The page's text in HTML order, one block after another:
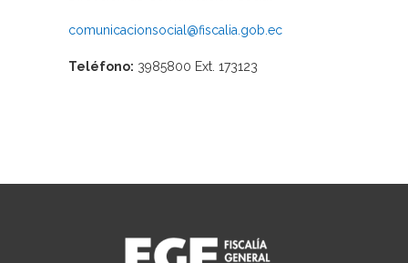
comunicacionsocial@fiscalia.gob.ec
Teléfono: 3985800 Ext. 173123